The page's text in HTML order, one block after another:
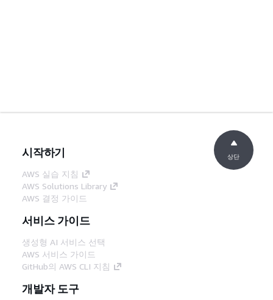
시작하기
AWS 실습 지침
AWS Solutions Library
AWS 결정 가이드
서비스 가이드
생성형 AI 서비스 선택
AWS 서비스 가이드
GitHub의 AWS CLI 지침
개발자 도구
상단